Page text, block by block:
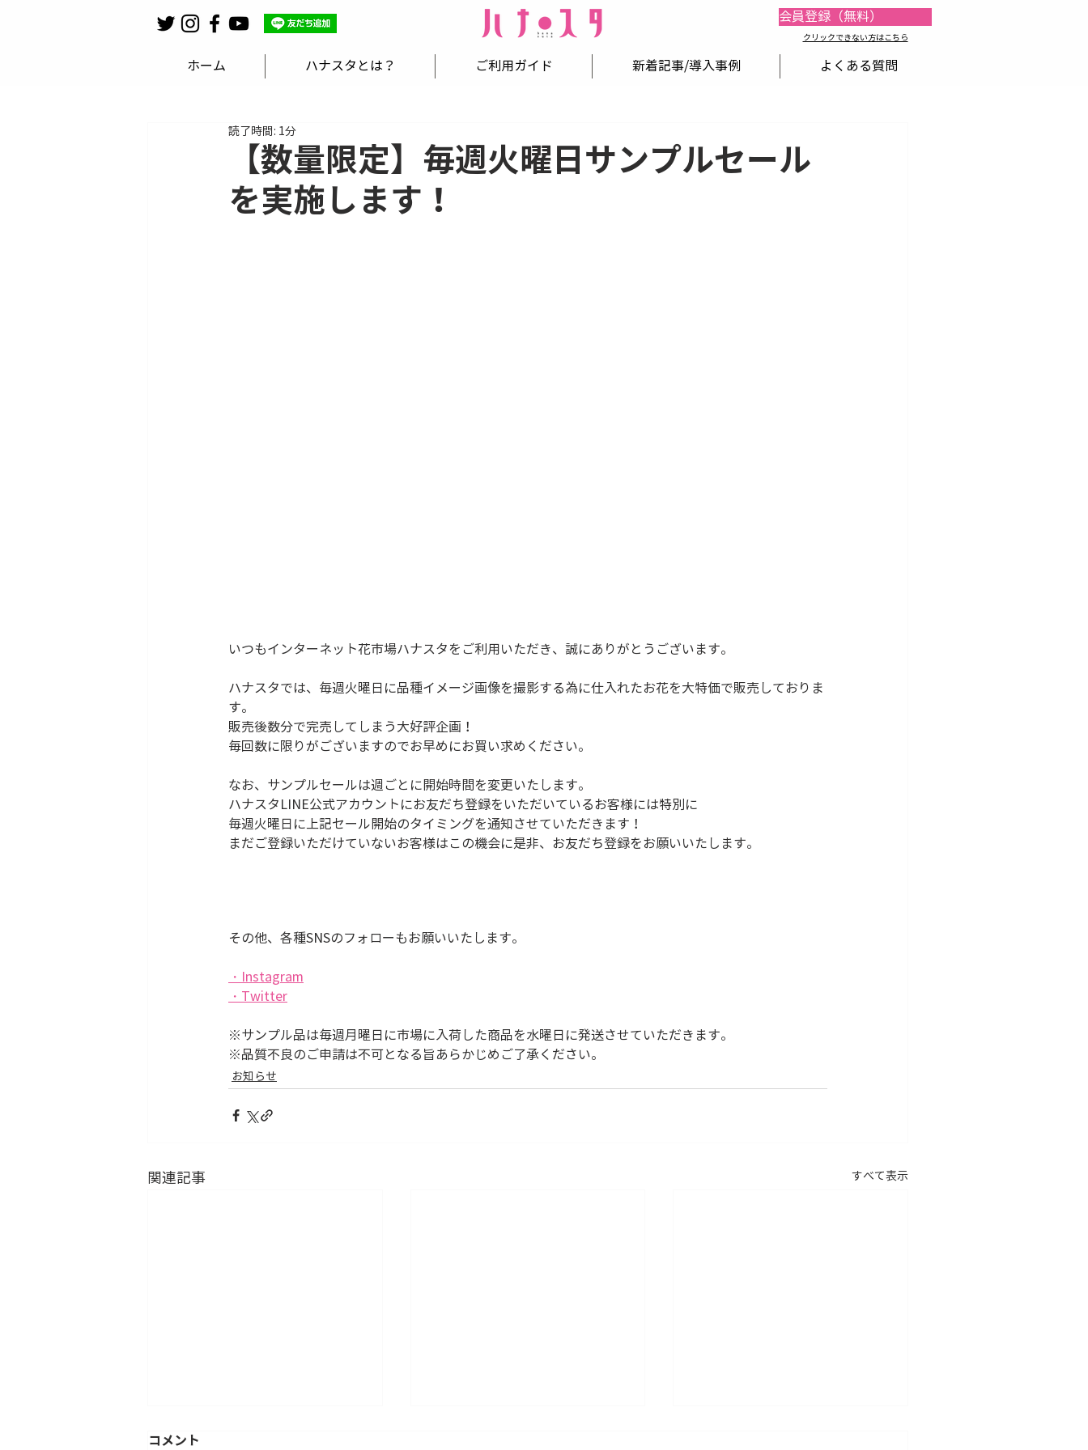
会員登録（無料）
​​クリックできない方はこちら
ホーム ハナスタとは？ ご利用ガイド 新着記事/導入事例 よくある質問
【数量限定】毎週火曜日サンプルセール
を実施します！
読了時間: 1分
いつもインターネット花市場ハナスタをご利用いただき、誠にありがとうございます。
ハナスタでは、毎週火曜日に品種イメージ画像を撮影する為に仕入れたお花を大特価で販売しておりま
す。
販売後数分で完売してしまう大好評企画！
毎回数に限りがございますのでお早めにお買い求めください。
なお、サンプルセールは週ごとに開始時間を変更いたします。
ハナスタLINE公式アカウントにお友だち登録をいただいているお客様には特別に
毎週火曜日に上記セール開始のタイミングを通知させていただきます！
まだご登録いただけていないお客様はこの機会に是非、お友だち登録をお願いいたします。
その他、各種SNSのフォローもお願いいたします。
・Instagram
・Twitter
※サンプル品は毎週月曜日に市場に入荷した商品を水曜日に発送させていただきます。
※品質不良のご申請は不可となる旨あらかじめご了承ください。
お知らせ
関連記事 すべて表示
コメント